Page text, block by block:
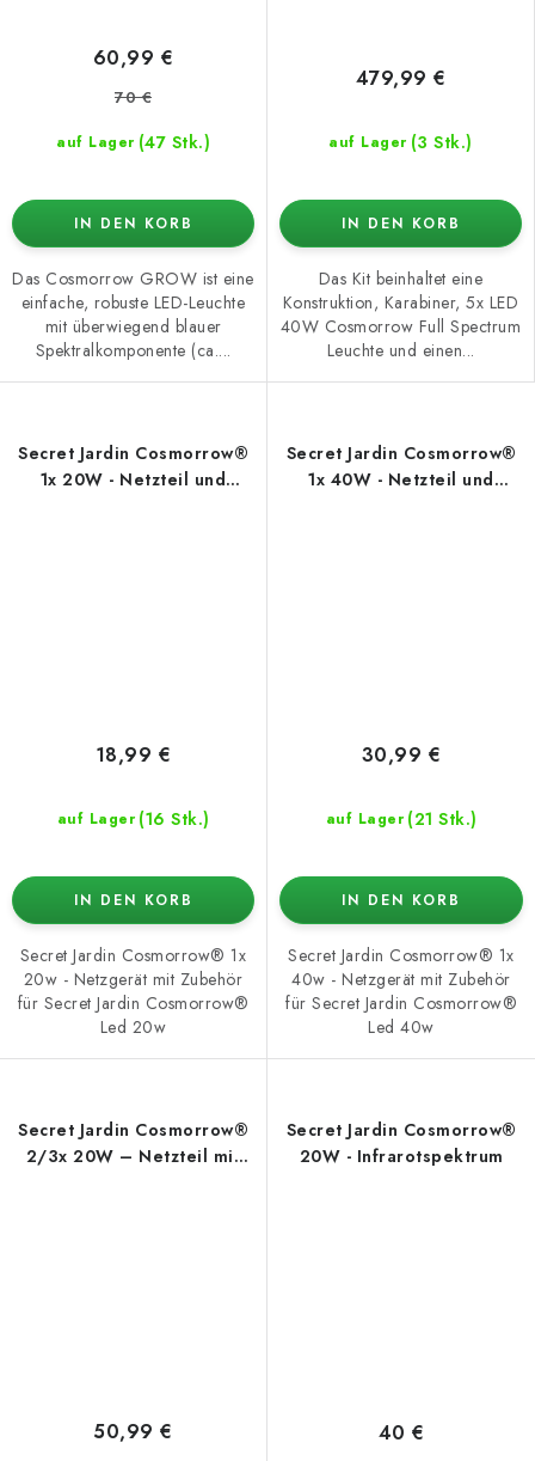
auf Lager (47 Stk.)
60,99 €
70 €
IN DEN KORB
Das Cosmorrow GROW ist eine
einfache, robuste LED-Leuchte
mit überwiegend blauer
Spektralkomponente (ca....
auf Lager (3 Stk.)
479,99 €
IN DEN KORB
Das Kit beinhaltet eine
Konstruktion, Karabiner, 5x LED
40W Cosmorrow Full Spectrum
Leuchte und einen...
Secret Jardin Cosmorrow®
1x 20W - Netzteil und
auf Lager (16 Stk.)
18,99 €
IN DEN KORB
Secret Jardin Cosmorrow® 1x
20w - Netzgerät mit Zubehör
für Secret Jardin Cosmorrow®
Led 20w
Secret Jardin Cosmorrow®
1x 40W - Netzteil und
auf Lager (21 Stk.)
30,99 €
IN DEN KORB
Secret Jardin Cosmorrow® 1x
40w - Netzgerät mit Zubehör
für Secret Jardin Cosmorrow®
Led 40w
Secret Jardin Cosmorrow®
2/3x 20W – Netzteil mit
50,99 €
Secret Jardin Cosmorrow®
20W - Infrarotspektrum
40 €